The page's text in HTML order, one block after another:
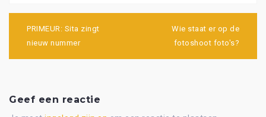
navigatie
PRIMEUR: Sita zingt
nieuw nummer
Wie staat er op de
fotoshoot foto's?
Geef een reactie